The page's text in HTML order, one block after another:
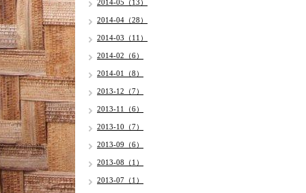
2014-05（13）
2014-04（28）
2014-03（11）
2014-02（6）
2014-01（8）
2013-12（7）
2013-11（6）
2013-10（7）
2013-09（6）
2013-08（1）
2013-07（1）